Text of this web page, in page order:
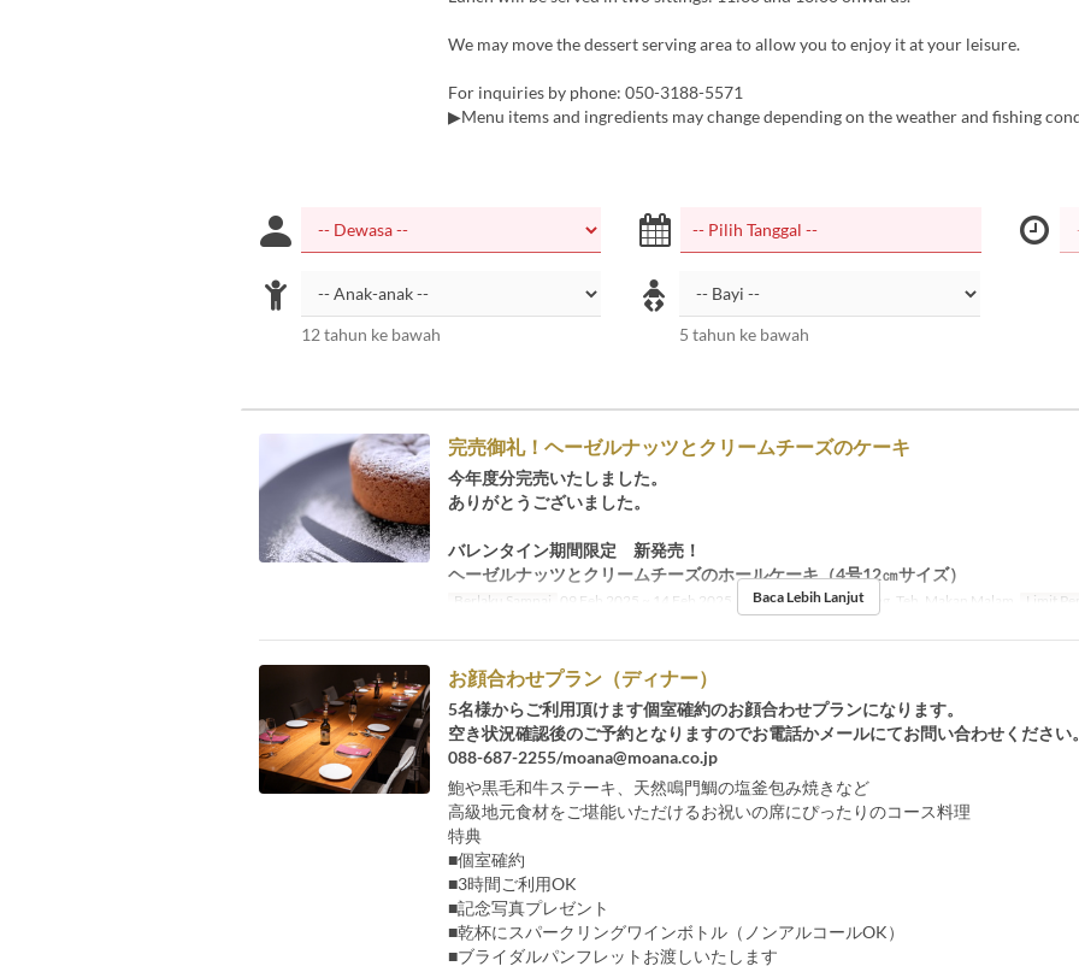
We may move the dessert serving area to allow you to enjoy it at your leisure.
For inquiries by phone: 050-3188-5571
▶Menu items and ingredients may change depending on the weather and fishing
12 tahun ke bawah 5 tahun ke bawah
完売御礼！ヘーゼルナッツとクリームチーズのケーキ
今年度分完売いたしました。
ありがとうございました。
バレンタイン期間限定 新発売！
ヘーゼルナッツとクリームチーズのホールケーキ（4号12㎝サイズ）
Berlaku Sampai 09 Feb 2025 ~ 14 Feb 2025 Makanan Makan Siang, Teh, Makan Malam Limit
Baca Lebih Lanjut
お顔合わせプラン（ディナー）
5名様からご利用頂けます個室確約のお顔合わせプランになります。
空き状況確認後のご予約となりますのでお電話かメールにてお問い合わせください。
088-687-2255/moana@moana.co.jp
鮑や黒毛和牛ステーキ、天然鳴門鯛の塩釜包み焼きなど
高級地元食材をご堪能いただけるお祝いの席にぴったりのコース料理
特典
■個室確約
■3時間ご利用OK
■記念写真プレゼント
■乾杯にスパークリングワインボトル（ノンアルコールOK）
■ブライダルパンフレットお渡しいたします